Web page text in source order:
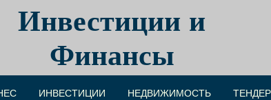
Инвестиции и
Финансы
ИНВЕСТИЦИИ НЕДВИЖИМОСТЬ